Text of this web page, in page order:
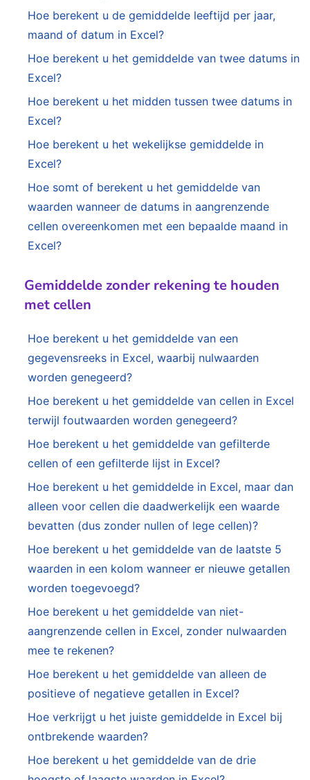
Hoe berekent u de gemiddelde leeftijd per jaar,
maand of datum in Excel?
Hoe berekent u het gemiddelde van twee datums in
Excel?
Hoe berekent u het midden tussen twee datums in
Excel?
Hoe berekent u het wekelijkse gemiddelde in
Excel?
Hoe somt of berekent u het gemiddelde van
waarden wanneer de datums in aangrenzende
cellen overeenkomen met een bepaalde maand in
Excel?
Gemiddelde zonder rekening te houden
met cellen
Hoe berekent u het gemiddelde van een
gegevensreeks in Excel, waarbij nulwaarden
worden genegeerd?
Hoe berekent u het gemiddelde van cellen in Excel
terwijl foutwaarden worden genegeerd?
Hoe berekent u het gemiddelde van gefilterde
cellen of een gefilterde lijst in Excel?
Hoe berekent u het gemiddelde in Excel, maar dan
alleen voor cellen die daadwerkelijk een waarde
bevatten (dus zonder nullen of lege cellen)?
Hoe berekent u het gemiddelde van de laatste 5
waarden in een kolom wanneer er nieuwe getallen
worden toegevoegd?
Hoe berekent u het gemiddelde van niet-
aangrenzende cellen in Excel, zonder nulwaarden
mee te rekenen?
Hoe berekent u het gemiddelde van alleen de
positieve of negatieve getallen in Excel?
Hoe verkrijgt u het juiste gemiddelde in Excel bij
ontbrekende waarden?
Hoe berekent u het gemiddelde van de drie